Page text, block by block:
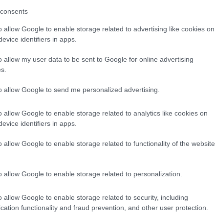
allow Google to enable storage related to advertising like cookies on
identifiers in apps.
allow my user data to be sent to Google for online advertising
allow Google to send me personalized advertising.
allow Google to enable storage related to analytics like cookies on
identifiers in apps.
allow Google to enable storage related to functionality of the website
allow Google to enable storage related to personalization.
allow Google to enable storage related to security, including
functionality and fraud prevention, and other user protection.